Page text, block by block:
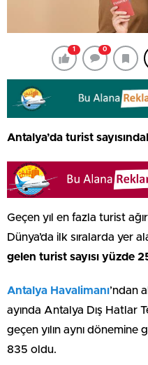
1 0
Antalya’da turist
Geçen yıl en fazla turist
Dünya’da ilk sıralarda yer
gelen turist sayısı yüzde
Antalya Havalimanı’ndan
ayında Antalya Dış Hatlar
geçen yılın aynı
835 oldu.